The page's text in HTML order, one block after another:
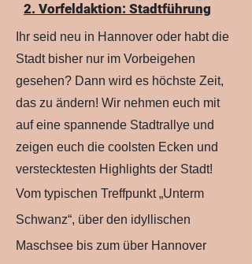
2. Vorfeldaktion: Stadtführung
Ihr seid neu in Hannover oder habt die
Stadt bisher nur im Vorbeigehen
gesehen? Dann wird es höchste Zeit,
das zu ändern! Wir nehmen euch mit
auf eine spannende Stadtrallye und
zeigen euch die coolsten Ecken und
verstecktesten Highlights der Stadt!
Vom typischen Treffpunkt „Unterm
Schwanz“, über den idyllischen
Maschsee bis zum über Hannover